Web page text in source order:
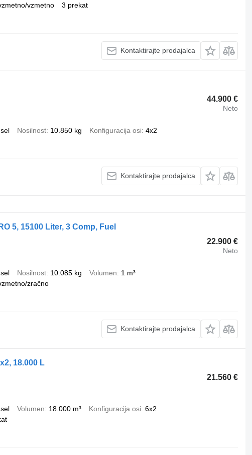
vzmetno 3 prekat
Kontaktirajte prodajalca
44.900 €
Neto
Nosilnost 10.850 kg Konfiguracija osi 4x2
Kontaktirajte prodajalca
5, 15100 Liter, 3 Comp, Fuel
22.900 €
Neto
Nosilnost 10.085 kg Volumen
1 m³
zračno
Kontaktirajte prodajalca
18.000 L
21.560 €
Volumen 18.000 m³ Konfiguracija osi 6x2